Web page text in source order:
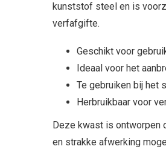
kunststof steel en is
verfafgifte.
Geschikt voor
Ideaal voor het
Te gebruiken bij het
Herbruikbaar voor
Deze kwast is ontworpen
en strakke afwerking